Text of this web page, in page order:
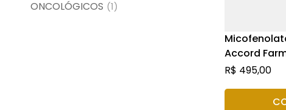
ONCOLÓGICOS (1)
Accord
caixa com 100
de
R$ 495,00